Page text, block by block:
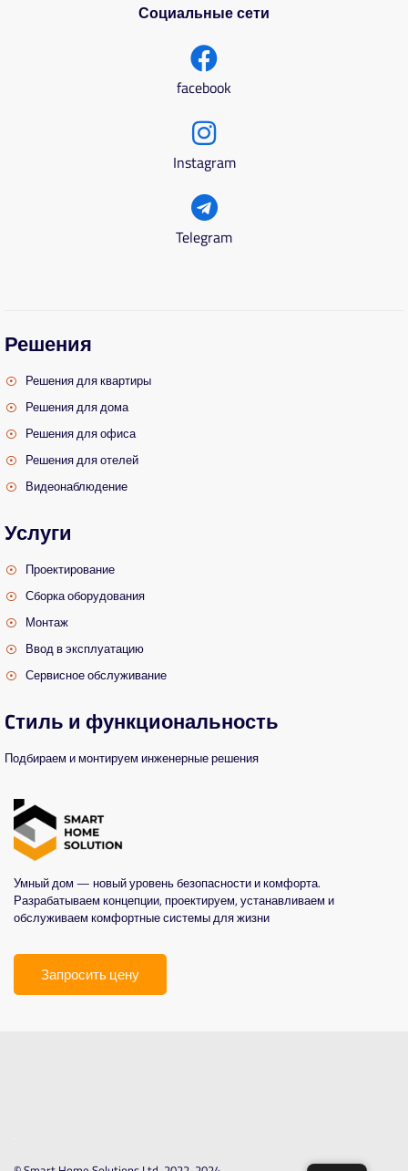
Умный дом — новый уровень безопасности и комфорта.
Разрабатываем концепции, проектируем, устанавливаем и
обслуживаем комфортные системы для жизни
Запросить цену
Социальные сети
facebook
Instagram
Telegram
Решения
Решения для квартиры
Решения для дома
Решения для офиса
Решения для отелей
Видеонаблюдение
Услуги
Проектирование
Сборка оборудования
Монтаж
Ввод в эксплуатацию
Сервисное обслуживание
Cтиль и функциональность
Подбираем и монтируем инженерные решения